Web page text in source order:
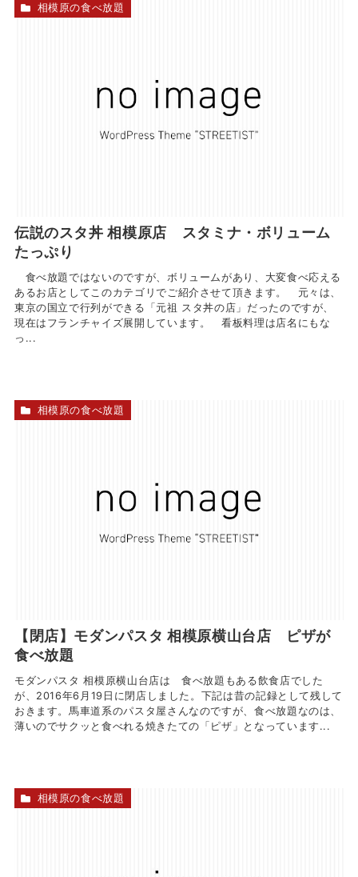
伝説のスタ丼 相模原店 スタミナ・ボリューム
たっぷり
食べ放題ではないのですが、ボリュームがあり、大変食べ応える
あるお店としてこのカテゴリでご紹介させて頂きます。 元々は、
東京の国立で行列ができる「元祖 スタ丼の店」だったのですが、
現在はフランチャイズ展開しています。 看板料理は店名にもな
っ...
相模原の食べ放題
【閉店】モダンパスタ 相模原横山台店 ピザが
食べ放題
モダンパスタ 相模原横山台店は 食べ放題もある飲食店でした
が、2016年6月19日に閉店しました。下記は昔の記録として残して
おきます。馬車道系のパスタ屋さんなのですが、食べ放題なのは、
薄いのでサクッと食べれる焼きたての「ピザ」となっています...
相模原の食べ放題
相模原の食べ放題